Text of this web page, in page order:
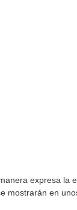
expresa
mostrarán en